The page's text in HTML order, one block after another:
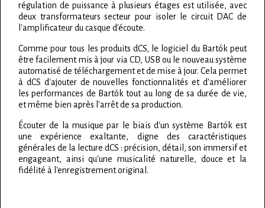
régulation de puissance à plusieurs étages est utilisée, avec
deux transformateurs secteur pour isoler le circuit DAC de
l'amplificateur du casque d'écoute.
Comme pour tous les produits dCS, le logiciel du Bartók peut
être facilement mis à jour via CD, USB ou le nouveau système
automatisé de téléchargement et de mise à jour. Cela permet
à dCS d'ajouter de nouvelles fonctionnalités et d'améliorer
les performances de Bartók tout au long de sa durée de vie,
et même bien après l'arrêt de sa production.
Écouter de la musique par le biais d'un système Bartók est
une expérience exaltante, digne des caractéristiques
générales de la lecture dCS : précision, détail, son immersif et
engageant, ainsi qu'une musicalité naturelle, douce et la
fidélité à l'enregistrement original.